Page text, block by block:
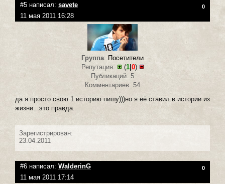
#5 написал: savete 0
11 мая 2011 16:28
Группа: Посетители
Репутация:
(1|0)
Публикаций: 5
Комментариев: 54
да я просто свою 1 историю пишу)))но я её ставил в истории из
жизни...это правда.
Зарегистрирован:
23.04.2011
#6 написал: WalderinG 0
11 мая 2011 17:14